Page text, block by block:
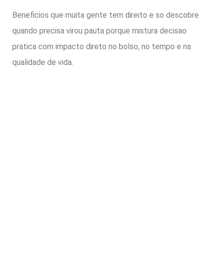
Beneficios que muita gente tem direito e so descobre
quando precisa virou pauta porque mistura decisao
pratica com impacto direto no bolso, no tempo e na
qualidade de vida.